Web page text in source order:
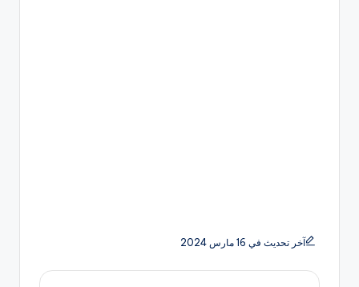
آخر تحديث في 16 مارس 2024